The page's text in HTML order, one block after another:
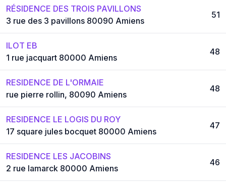
RÉSIDENCE DES TROIS PAVILLONS
3 rue des 3 pavillons 80090 Amiens
51
ILOT EB
1 rue jacquart 80000 Amiens
48
RESIDENCE DE L'ORMAIE
rue pierre rollin, 80090 Amiens
48
RESIDENCE LE LOGIS DU ROY
17 square jules bocquet 80000 Amiens
47
RESIDENCE LES JACOBINS
2 rue lamarck 80000 Amiens
46